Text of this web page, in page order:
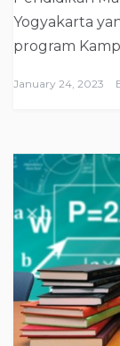
Yogyakarta
program
January 24, 2023